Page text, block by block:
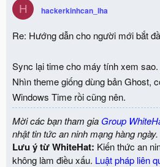
như cái này mà vẫn ko được....mong
vincentdung88@gmail.com . Thanks all
H hackerkinhcan_lha
Re: Hướng dẫn cho người mới bắt
Sync lại time cho máy tính xem sao.
Nhìn theme giống dùng bản Ghost,
Windows Time rồi cũng nên.
Mời các bạn tham gia Group
nhật tin tức an ninh mạng hàng ngày.
Lưu ý từ WhiteHat: Kiến thức an
không làm điều xấu. Luật pháp liên